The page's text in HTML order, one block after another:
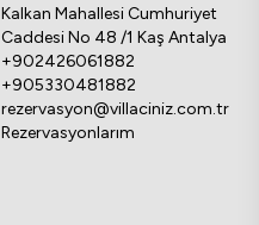
Kalkan Mahallesi Cumhuriyet
Caddesi No 48 /1 Kaş Antalya
+902426061882
+905330481882
rezervasyon@villaciniz.com.tr
Rezervasyonlarım